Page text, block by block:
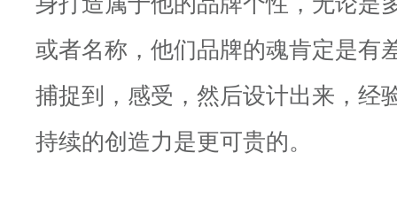
或者名称，他们品牌的魂肯定是有
捕捉到，感受，然后设计出来，经
持续的创造力是更可贵的。